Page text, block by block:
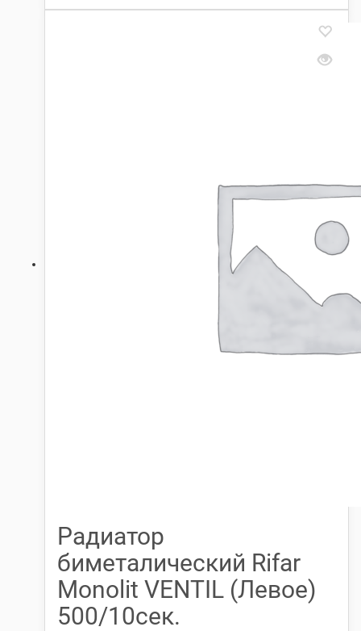
Радиатор
биметалический Rifar
Monolit VENTIL (Левое)
500/10сек.